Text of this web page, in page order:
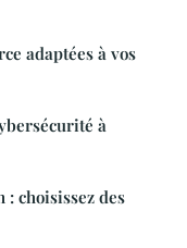
adaptées à vos
à
: choisissez des